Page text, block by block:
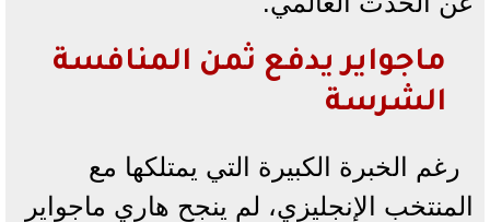
ماجواير يدفع ثمن المنافسة
الشرسة
رغم الخبرة الكبيرة التي يمتلكها مع
المنتخب الإنجليزي، لم ينجح هاري ماجواير